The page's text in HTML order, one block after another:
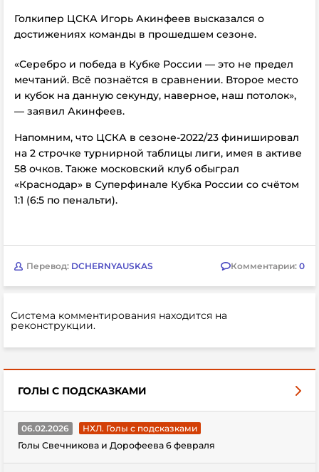
Голкипер ЦСКА Игорь Акинфеев высказался о
достижениях команды в прошедшем сезоне.
«Серебро и победа в Кубке России — это не предел
мечтаний. Всё познаётся в сравнении. Второе место
и кубок на данную секунду, наверное, наш потолок»,
— заявил Акинфеев.
Напомним, что ЦСКА в сезоне-2022/23 финишировал
на 2 строчке турнирной таблицы лиги, имея в активе
58 очков. Также московский клуб обыграл
«Краснодар» в Суперфинале Кубка России со счётом
1:1 (6:5 по пенальти).
Перевод: DCHERNYAUSKAS Комментарии: 0
Система комментирования находится на
реконструкции.
ГОЛЫ С ПОДСКАЗКАМИ
06.02.2026
НХЛ. Голы с подсказками
Голы Свечникова и Дорофеева 6 февраля